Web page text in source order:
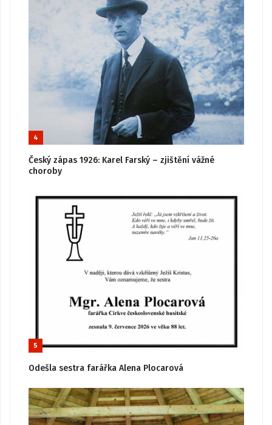
4
Český zápas 1926: Karel Farský – zjištění vážné
choroby
5
Odešla sestra farářka Alena Plocarová